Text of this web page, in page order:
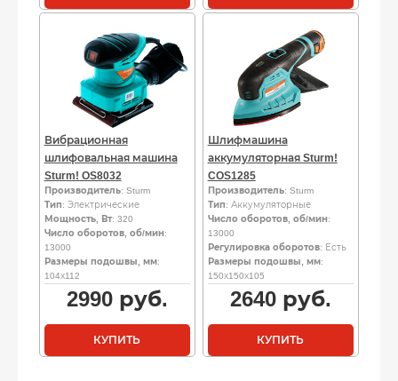
Вибрационная
шлифовальная машина
Sturm! OS8032
Производитель: Sturm
Тип: Электрические
Мощность, Вт: 320
Число оборотов, об/мин:
13000
Размеры подошвы, мм:
104х112
2990руб.
КУПИТЬ
Шлифмашина
аккумуляторная Sturm!
COS1285
Производитель: Sturm
Тип: Аккумуляторные
Число оборотов, об/мин:
13000
Регулировка оборотов: Есть
Размеры подошвы, мм:
150х150х105
2640руб.
КУПИТЬ